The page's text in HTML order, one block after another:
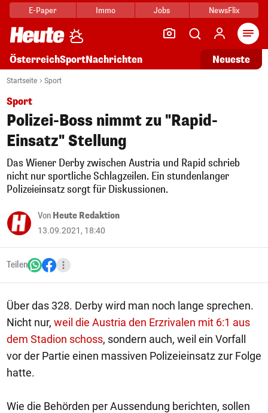
E-Paper Immo Jobs NewsFlix
ÖsterreichSportNachrichten Neueste
Startseite Sport
Sport
Polizei-Boss nimmt zu "Rapid-
Einsatz" Stellung
Das Wiener Derby zwischen Austria und Rapid schrieb
nicht nur sportliche Schlagzeilen. Ein stundenlanger
Polizeieinsatz sorgt für Diskussionen.
Von Heute Redaktion
13.09.2021, 18:40
Teilen
Über das 328. Derby wird man noch lange sprechen.
Nicht nur, weil die Austria den Erzrivalen mit 6:1 aus
dem Stadion schoss, sondern auch, weil ein Vorfall
vor der Partie einen massiven Polizeieinsatz zur Folge
hatte.
Wie die Behörden per Aussendung berichten, sollen